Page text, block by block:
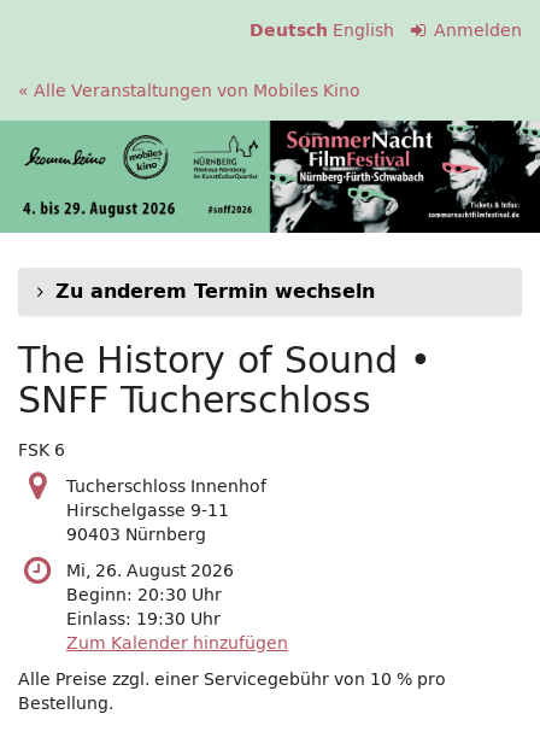
springen
Deutsch English Anmelden
« Alle Veranstaltungen von Mobiles Kino
Zu anderem Termin wechseln
The History of Sound •
SNFF Tucherschloss
FSK 6
Tucherschloss Innenhof
Hirschelgasse 9-11
90403 Nürnberg
Mi, 26. August 2026
Beginn: 20:30 Uhr
Einlass: 19:30 Uhr
Zum Kalender hinzufügen
Alle Preise zzgl. einer Servicegebühr von 10 % pro
Bestellung.